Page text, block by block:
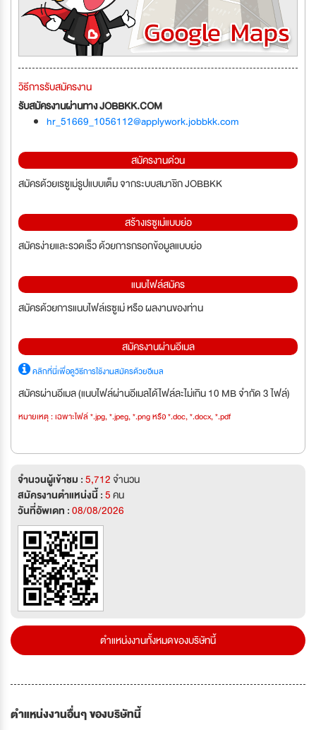
วิธีการรับสมัครงาน
รับสมัครงานผ่านทาง JOBBKK.COM
hr_51669_1056112@applywork.jobbkk.com
สมัครงานด่วน
สมัครด้วยเรซูเม่รูปแบบเต็ม จากระบบสมาชิก JOBBKK
สร้างเรซูเม่แบบย่อ
สมัครง่ายและรวดเร็ว ด้วยการกรอกข้อมูลแบบย่อ
แนบไฟล์สมัคร
สมัครด้วยการแนบไฟล์เรซูเม่ หรือ ผลงานของท่าน
สมัครงานผ่านอีเมล
คลิกที่นี่เพื่อดูวิธีการใช้งานสมัครด้วยอีเมล
สมัครผ่านอีเมล (แนบไฟล์ผ่านอีเมลได้ไฟล์ละไม่เกิน 10 MB จำกัด 3 ไฟล์)
หมายเหตุ : เฉพาะไฟล์ *.jpg, *.jpeg, *.png หรือ *.doc, *.docx, *.pdf
จำนวนผู้เข้าชม :5,712จำนวน
สมัครงานตำแหน่งนี้ :5คน
วันที่อัพเดท :08/08/2026
ตำแหน่งงานทั้งหมดของบริษัทนี้
ตำแหน่งงานอื่นๆ ของบริษัทนี้